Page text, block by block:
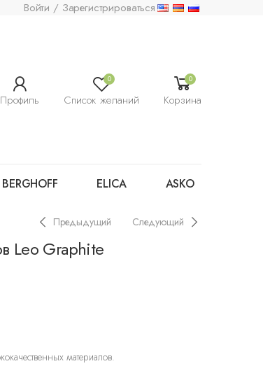
Войти / Зарегистрироваться
Профиль
0
Список желаний
0
Корзина
BERGHOFF ELICA ASKO
Предыдущий Следующий
Leo Graphite
материалов.